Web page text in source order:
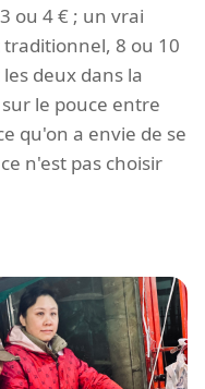
ou 4 € ; un vrai
8 ou 10
deux dans la
le pouce entre
qu'on a envie de se
n'est pas choisir